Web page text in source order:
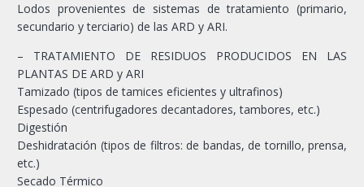
Lodos provenientes de sistemas de tratamiento (primario,
secundario y terciario) de las ARD y ARI.
– TRATAMIENTO DE RESIDUOS PRODUCIDOS EN LAS
PLANTAS DE ARD y ARI
Tamizado (tipos de tamices eficientes y ultrafinos)
Espesado (centrifugadores decantadores, tambores, etc.)
Digestión
Deshidratación (tipos de filtros: de bandas, de tornillo, prensa,
etc.)
Secado Térmico